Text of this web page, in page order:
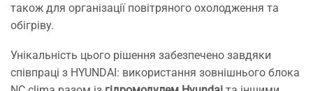
також для організації повітряного охолодження та
обігріву.
Унікальність цього рішення забезпечено завдяки
співпраці з HYUNDAI: використання зовнішнього блока